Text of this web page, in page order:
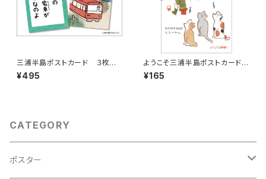
三浦半島ポストカード ３枚
組 その１
¥495
ようこそ三浦半島ポストカード
猫
¥165
CATEGORY
ポスター